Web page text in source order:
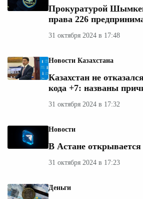
Прокуратурой
права 226
31 октября 2024 в 17:48
Новости Казахстана
Казахстан не
кода +7: названы
31 октября 2024 в 17:32
Новости
В Астане
31 октября 2024 в 17:23
Деньги